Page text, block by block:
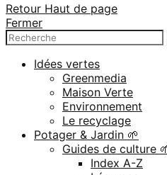
Retour Haut de page
Fermer
Recherche
pour:
Idées vertes
Greenmedia
Maison Verte
Environnement
Le recyclage
Potager & Jardin 🌱
Guides de culture
Index A-Z